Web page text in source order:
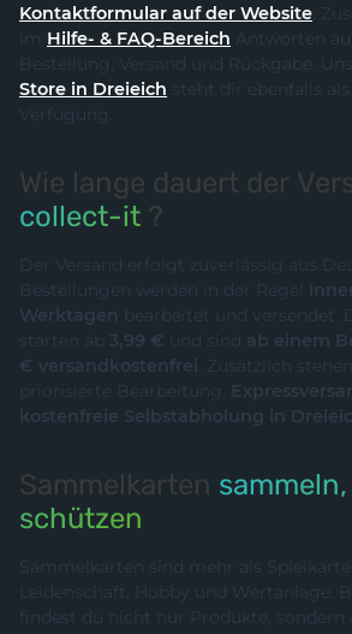
Kontaktformular auf der Website.
im Hilfe- & FAQ-Bereich Antworten
Bestellung, Versand und Rückgabe.
Store in Dreieich steht dir ebenfalls
Verfügung.
Wie lange dauert der
collect-it ?
Der Versand erfolgt zuverlässig aus
Bestellungen werden in der Regel
Werktagen bearbeitet und versendet.
starten ab 3,99 € und sind ab einem
€ versandkostenfrei. Zusätzlich
priorisierte Bearbeitung,
kostenfreie Selbstabholung in
Sammelkarten
schützen
Sammelkarten sind mehr als
Leidenschaft, Hobby und Wertanlage.
findest du nicht nur Produkte, sondern